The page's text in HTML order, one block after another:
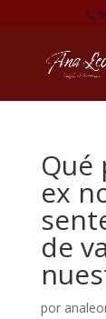
Qué
ex
de
por